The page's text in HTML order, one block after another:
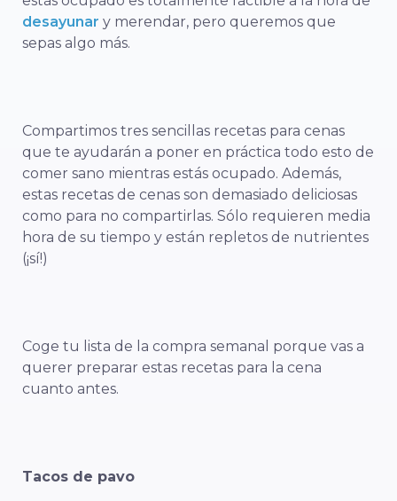
desayunar y merendar, pero queremos que
sepas algo más.
Compartimos tres sencillas recetas para cenas
que te ayudarán a poner en práctica todo esto de
comer sano mientras estás ocupado. Además,
estas recetas de cenas son demasiado deliciosas
como para no compartirlas. Sólo requieren media
hora de su tiempo y están repletos de nutrientes
(¡sí!)
Coge tu lista de la compra semanal porque vas a
querer preparar estas recetas para la cena
cuanto antes.
Tacos de pavo